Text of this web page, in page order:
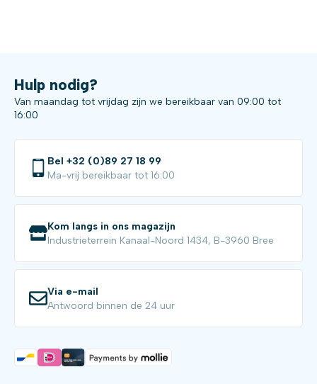
Hulp nodig?
Van maandag tot vrijdag zijn we bereikbaar van 09:00 tot
16:00
Bel +32 (0)89 27 18 99
Ma-vrij bereikbaar tot 16:00
Kom langs in ons magazijn
Industrieterrein Kanaal-Noord 1434, B-3960 Bree
Via e-mail
Antwoord binnen de 24 uur